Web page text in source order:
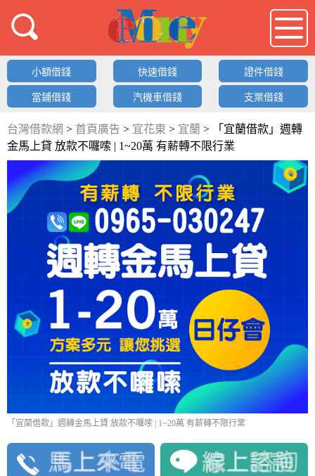
借錢LOGO
小額借錢 快速借錢 證件借錢
當鋪借錢 汽機車借錢 支票借錢
台灣借款網 > 首頁廣告 > 宜花東 > 宜蘭 >
「宜蘭借款」週轉
金馬上貸 放款不囉嗦 | 1~20萬 有薪轉不限行業
「宜蘭借款」週轉金馬上貸 放款不囉嗦 | 1~20萬 有薪轉不限行業